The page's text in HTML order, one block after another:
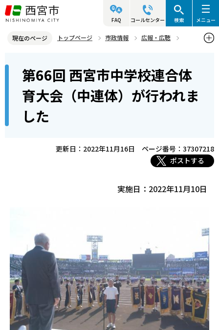
こ
の
ジ
す
FAQ コールセンター 検索 メニュー
現在のページ トップページ 市政情報
広報・広聴
第66回 西宮市中学校連合体育大会（中連体）が行われました
ら
第66回 西宮市中学校連合体
育大会（中連体）が行われま
した
更新日：2022年11月16日
ページ番号：37307218
ポストする
実施日：2022年11月10日